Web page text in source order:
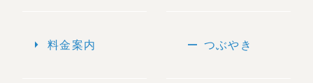
arrow_right 料金案内 remove つぶやき